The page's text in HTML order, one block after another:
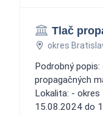
Tlač
okres
Podrobný
propagačných
Lokalita: - okres
15.08.2024 do